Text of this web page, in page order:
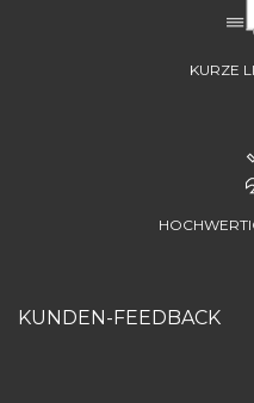
KURZE
KUNDEN-FEEDBACK